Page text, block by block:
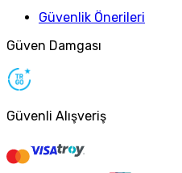
Güvenlik Önerileri
Güven Damgası
Güvenli Alışveriş